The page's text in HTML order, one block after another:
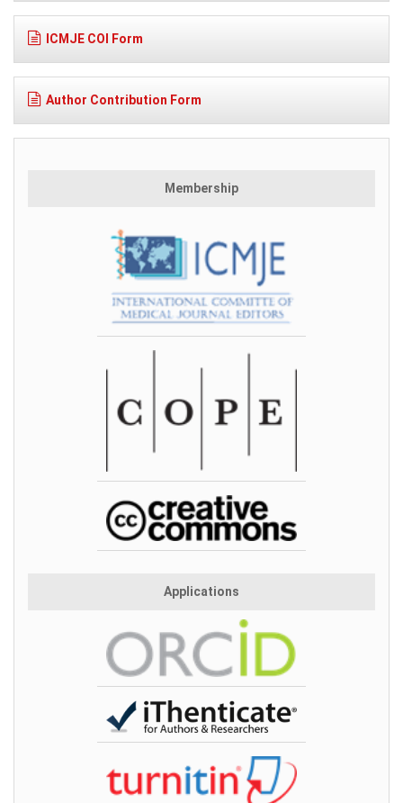
ICMJE COI Form
Author Contribution Form
Membership
Applications